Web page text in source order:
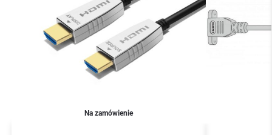
Na zamówienie